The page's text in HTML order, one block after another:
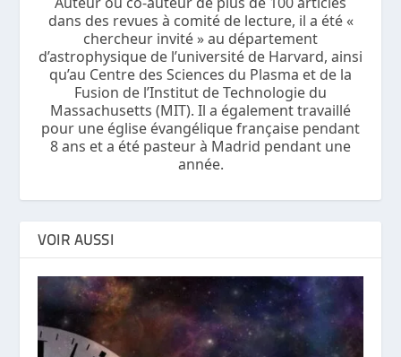
dans des revues à comité de lecture, il a été «
chercheur invité » au département
d’astrophysique de l’université de Harvard, ainsi
qu’au Centre des Sciences du Plasma et de la
Fusion de l’Institut de Technologie du
Massachusetts (MIT). Il a également travaillé
pour une église évangélique française pendant
8 ans et a été pasteur à Madrid pendant une
année.
VOIR AUSSI